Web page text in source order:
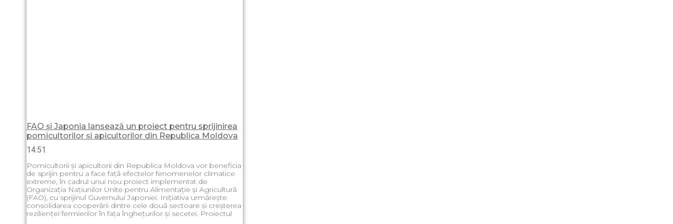
FAO și Japonia lansează un proiect pentru sprijinirea
pomicultorilor și apicultorilor din Republica Moldova
14:51
Pomicultorii și apicultorii din Republica Moldova vor beneficia
de sprijin pentru a face față efectelor fenomenelor climatice
extreme, în cadrul unui nou proiect implementat de
Organizația Națiunilor Unite pentru Alimentație și Agricultură
(FAO), cu sprijinul Guvernului Japoniei. Inițiativa urmărește
consolidarea cooperării dintre cele două sectoare și creșterea
rezilienței fermierilor în fața înghețurilor și secetei. Proiectul